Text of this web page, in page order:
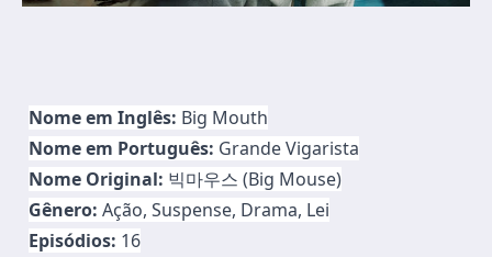
Nome em Inglês: Big Mouth
Nome em Português: Grande Vigarista
Nome Original: 빅마우스 (Big Mouse)
Gênero: Ação, Suspense, Drama, Lei
Episódios: 16